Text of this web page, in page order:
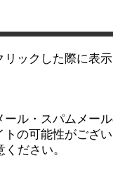
リックした際に表
ール・スパムメー
トの可能性がござ
ださい。